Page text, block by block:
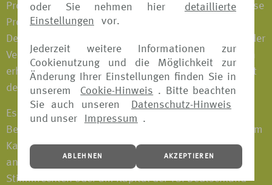
oder Sie nehmen hier
detaillierte
Einstellungen
vor.
Jederzeit weitere Informationen zur
Cookienutzung und die Möglichkeit zur
Änderung Ihrer Einstellungen finden Sie in
unserem
Cookie-Hinweis . Bitte beachten
Sie auch unseren
Datenschutz-Hinweis
und unser
Impressum .
ABLEHNEN AKZEPTIEREN
Provision vom jeweiligen Versicherungsanbieter. Diese
Provision ist somit nicht separat von Ihnen an TUI
Deutschland GmbH zu bezahlen, sondern bereits in der
Versicherungsprämie enthalten. Weitere Vergütungen
erhält TUI Deutschland GmbH im Zusammenhang mit
der Vermittlung nicht.
Es bestehen keine direkten oder indirekten
Beteiligungen von über 10% an Stimmrechten oder am
Kapital eines Versicherungsunternehmens oder –
andersherum – von Versicherungsunternehmen an
Stimmrechten oder am Kapital der TUI Deutschland